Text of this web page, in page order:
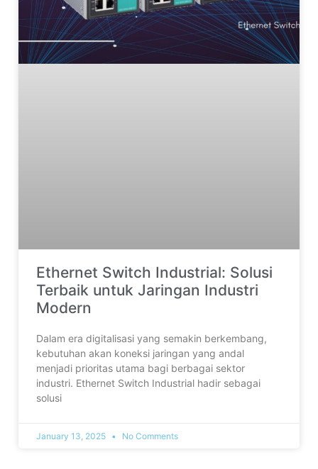
Ethernet Switch Industrial: Solusi
Terbaik untuk Jaringan Industri
Modern
Dalam era digitalisasi yang semakin berkembang,
kebutuhan akan koneksi jaringan yang andal
menjadi prioritas utama bagi berbagai sektor
industri. Ethernet Switch Industrial hadir sebagai
solusi
January 13, 2025 No Comments